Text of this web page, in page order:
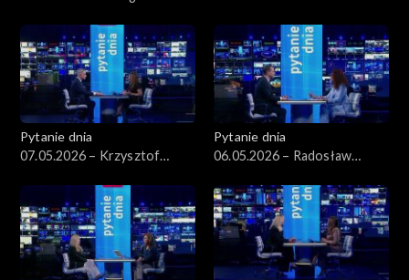
Pytanie dnia
07.05.2026 – Krzysztof
Pytanie dnia
06.05.2026 – Radosław